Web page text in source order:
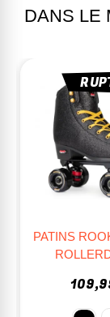
DANS LE
PATINS RIO
SCRIPT